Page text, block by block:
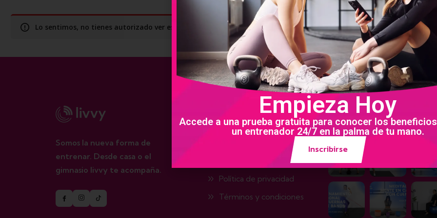
Lo sentimos, no tienes autorizado ver este contenido. Considera uno de nuestros programas para desbloquear los
Somos la nueva forma de
entrenar. Desde casa o el
gimnasio livvy te acompaña.
Política de privacidad
Términos y condiciones
Galería
Empieza Hoy
Accede a una prueba gratuita para conocer los
un entrenador 24/7 en la palma de tu mano.
Inscribirse